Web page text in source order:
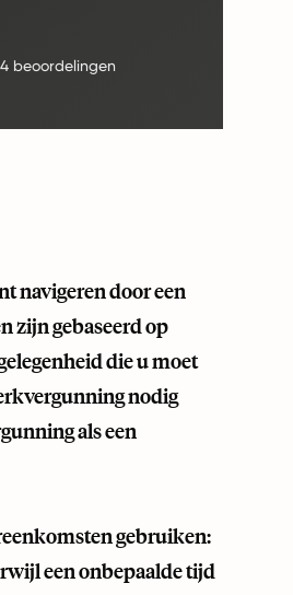
beoordelingen
navigeren door een
zijn gebaseerd op
die u moet
nodig
als een
gebruiken:
een onbepaalde tijd